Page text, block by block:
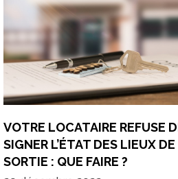
VOTRE LOCATAIRE REFUSE
SIGNER L’ÉTAT DES LIEUX DE
SORTIE : QUE FAIRE ?